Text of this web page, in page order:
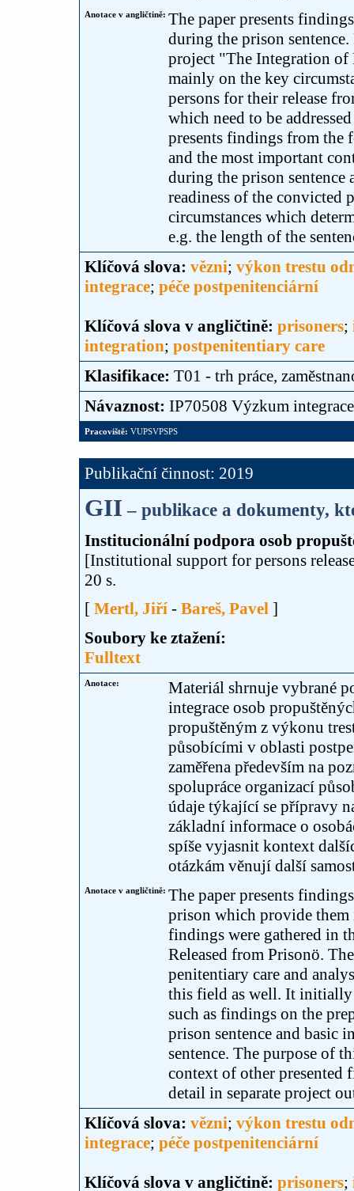
Anotace v angličtině: The paper presents
during the prison
project "The Integration of
mainly on the key
persons for their release
which need to be
presents findings from the
and the most important
during the prison sentence
readiness of the convicted
circumstances which
e.g. the length of the
Klíčová slova: vězni; výkon trestu
integrace; péče postpenitenciární
Klíčová slova v angličtině: prisoners;
integration; postpenitentiary care
Klasifikace: T01 - trh práce,
Návaznost: IP70508 Výzkum
Pracoviště: VUPSVPSPS
Publikační činnost: 2019
GII – publikace a dokumenty,
Institucionální podpora osob
[Institutional support for persons
20 s.
[ Mertl, Jiří - Bareš, Pavel ]
Soubory ke ztažení:
Fulltext
Anotace:
Materiál shrnuje vybrané
integrace osob
propuštěným z výkonu
působícími v oblasti
zaměřena především na
spolupráce organizací
údaje týkající se přípravy
základní informace o
spíše vyjasnit kontext
otázkám věnují další
Anotace v angličtině: The paper presents
prison which provide them
findings were gathered in
Released from Prisonö.
penitentiary care and
this field as well. It initially
such as findings on the
prison sentence and basic
sentence. The purpose of
context of other presented
detail in separate project
Klíčová slova: vězni; výkon trestu
integrace; péče postpenitenciární
Klíčová slova v angličtině: prisoners;